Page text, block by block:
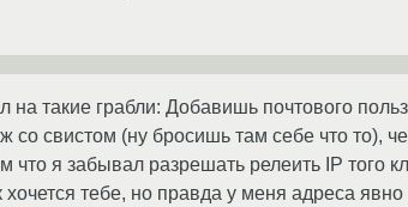
на такие грабли: Добавишь почтового
со свистом (ну бросишь там себе что то),
что я забывал разрешать релеить IP того
хочется тебе, но правда у меня адреса